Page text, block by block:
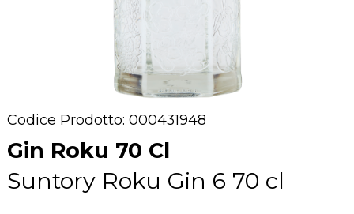
Codice Prodotto: 000431948
Gin Roku 70 Cl
Suntory Roku Gin 6 70 cl